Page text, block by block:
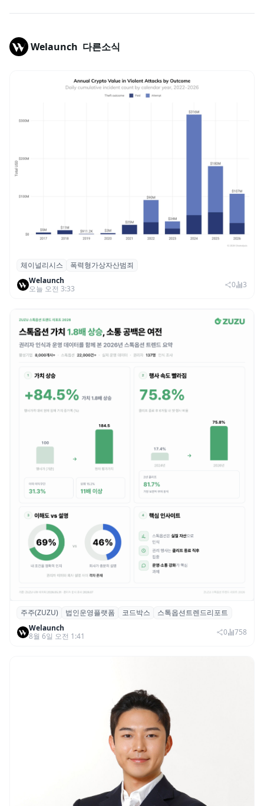
Welaunch 다른소식
체이널리시스 “가상자산 보유자 대상 폭력
범죄 증가…상반기 탈취액 3000만 달러 돌파
체이널리시스
폭력형가상자산범죄
Welaunch
오늘 오전 3:33
0 3
스톡옵션 취소율 2년 만에 18.2%→31.3%…
권리 발생 즉시 행사 비중도 급증
주주(ZUZU) 법인운영플랫폼 코드박스
스톡옵션트렌드리포트
Welaunch
8월 6일 오전 1:41
0 758